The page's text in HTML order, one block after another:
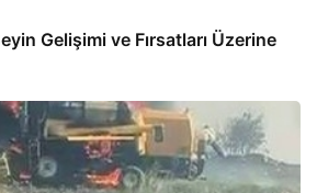
Gelişimi ve Fırsatları Üzerine